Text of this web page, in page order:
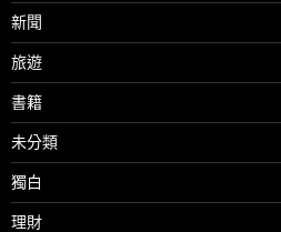
新聞
旅遊
書籍
未分類
獨白
理財